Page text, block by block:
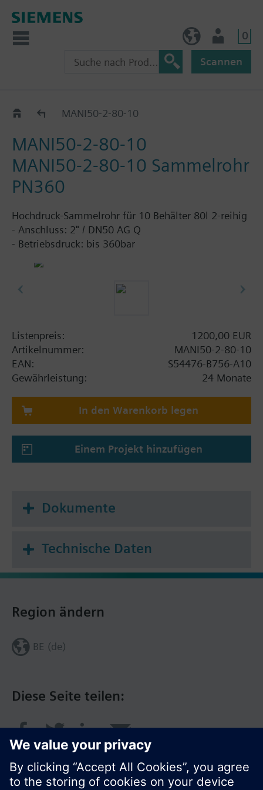
0
Scannen
KatalogMANI50-2-80-10
MANI50-2-80-10
MANI50-2-80-10 Sammelrohr
PN360
Hochdruck-Sammelrohr für 10 Behälter 80l 2-reihig
- Anschluss: 2" / DN50 AG Q
- Betriebsdruck: bis 360bar
Listenpreis:
1200,00 EUR
Artikelnummer:
MANI50-2-80-10
EAN:
S54476-B756-A10
Gewährleistung:
24 Monate
In den Warenkorb legen
Einem Projekt hinzufügen
Dokumente
Technische Daten
Diese Seite teilen:
Region ändern
BE (de)